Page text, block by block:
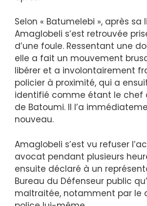
Selon « Batumelebi », après sa
Amaglobeli s’est retrouvée
d’une foule. Ressentant une
elle a fait un mouvement
libérer et a involontairement
policier à proximité, qui a
identifié comme étant le chef
de Batoumi. Il l’a
nouveau.
Amaglobeli s’est vu refuser
avocat pendant plusieurs
ensuite déclaré à un
Bureau du Défenseur public
maltraitée, notamment par le